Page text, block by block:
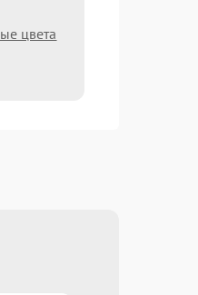
цвета